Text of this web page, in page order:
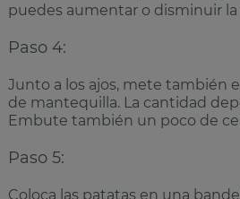
puedes aumentar o disminuir
Paso 4:
Junto a los ajos, mete también
de mantequilla. La cantidad
Embute también un poco de
Paso 5:
Coloca las patatas en una